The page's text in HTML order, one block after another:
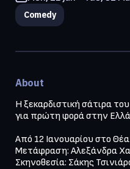
Comedy
About
Η ξεκαρδιστική σάτιρα
για πρώτη φορά στην
Από 12 Ιανουαρίου στο
Μετάφραση: Αλεξάνδρα
Σκηνοθεσία: Σάκης